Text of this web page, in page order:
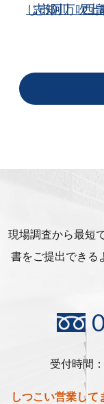
志知川 西
じ市阿万吹上
現場調査から最短
書をご提出できる
受付時間
しつこい営業して